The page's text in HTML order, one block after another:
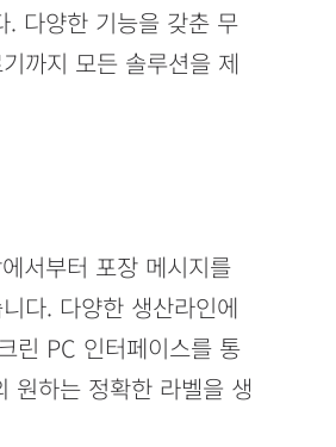
. 다양한 기능을 갖춘 무
까지 모든 솔루션을 제
서부터 포장 메시지를
다. 다양한 생산라인에
린 PC 인터페이스를 통
원하는 정확한 라벨을 생